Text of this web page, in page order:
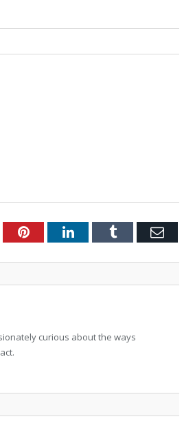
PinterestLinkedInTumblr Email
curious about the ways